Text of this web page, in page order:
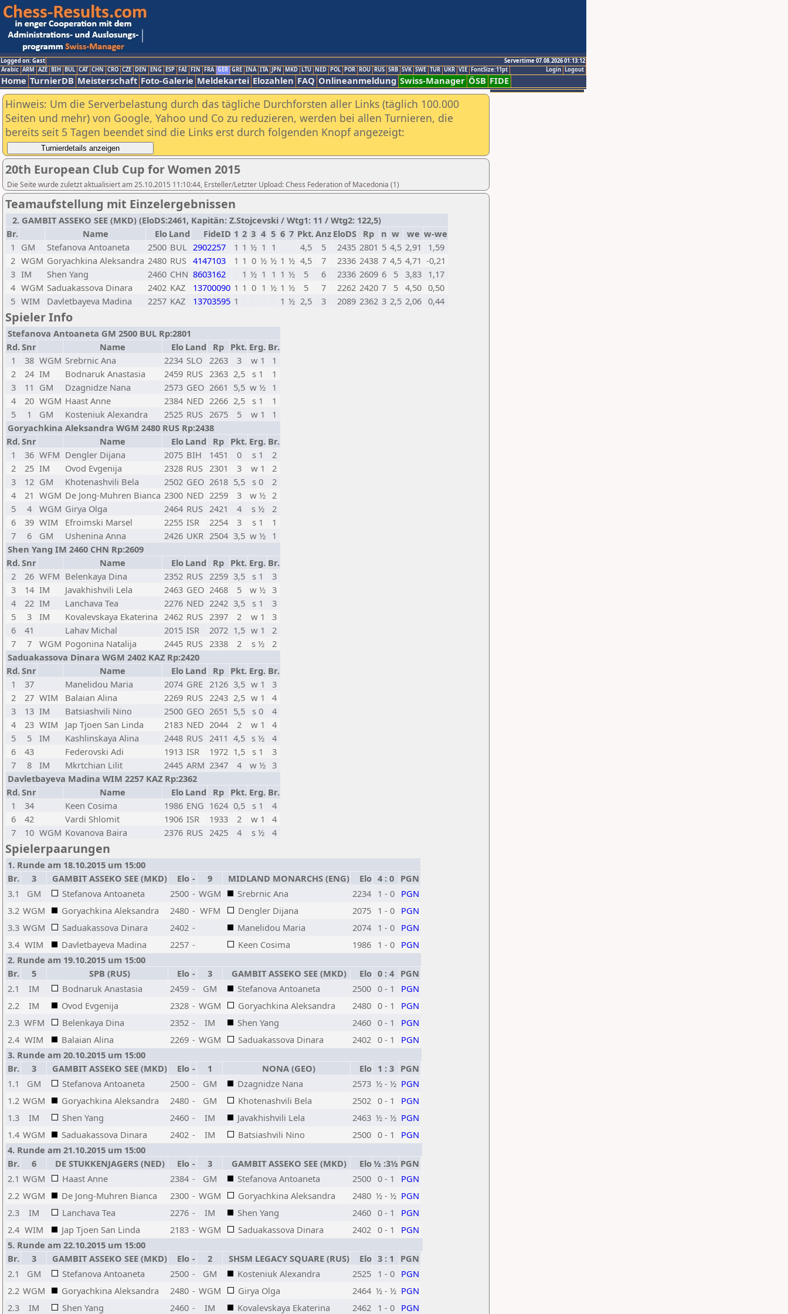
Logged on: Gast
Servertime 07.08.2026 01:13:12
Logout
Login
Arabic ARM AZE BIH BUL CAT CHN CRO CZE DEN ENG ESP FAI FIN FRA GER GRE INA ITA JPN MKD LTU NED POL POR ROU RUS SRB SVK SWE TUR UKR VIE FontSize:11pt
Home TurnierDB Meisterschaft Foto-Galerie Meldekartei Elozahlen FAQ Onlineanmeldung Swiss-Manager ÖSB FIDE
Hinweis: Um die Serverbelastung durch das tägliche Durchforsten aller Links (täglich 100.000
Seiten und mehr) von Google, Yahoo und Co zu reduzieren, werden bei allen Turnieren, die
bereits seit 5 Tagen beendet sind die Links erst durch folgenden Knopf angezeigt:
20th European Club Cup for Women 2015
Die Seite wurde zuletzt aktualisiert am 25.10.2015 11:10:44, Ersteller/Letzter Upload: Chess Federation of Macedonia (1)
Teamaufstellung mit Einzelergebnissen
2. GAMBIT ASSEKO SEE (MKD) (EloDS:2461, Kapitän: Z.Stojcevski / Wtg1: 11 / Wtg2: 122,5)
Br.
Name Elo Land FideID 1 2 3 4 5 6 7 Pkt.Anz EloDS Rp n w we w-we
1
GM Stefanova Antoaneta 2500 BUL 2902257 1 1 ½ 1 1 4,5 5 2435 2801 5 4,5 2,91
1,59
2 WGM Goryachkina Aleksandra 2480 RUS 4147103 1 1 0 ½ ½ 1 ½ 4,5 7 2336 2438 7 4,5 4,71 -0,21
3 IM Shen Yang 2460 CHN 8603162 1 ½ 1 1 1 ½ 5 6 2336 2609 6 5 3,83 1,17
4 WGM Saduakassova Dinara 2402 KAZ 13700090 1 1 0 1 ½ 1 ½ 5 7 2262 2420 7 5 4,50 0,50
5 WIM Davletbayeva Madina 2257 KAZ 13703595 1 1 ½ 2,5 3 2089 2362 3 2,5 2,06 0,44
Spieler Info
Stefanova Antoaneta GM 2500 BUL Rp:2801
Rd.Snr Name Elo Land Rp Pkt. Erg. Br.
1
38 WGM Srebrnic Ana 2234 SLO 2263 3 w 1
1
2
24 IM Bodnaruk Anastasia 2459 RUS 2363 2,5 s 1
1
3
11 GM Dzagnidze Nana 2573 GEO 2661 5,5 w ½ 1
4
20 WGM Haast Anne 2384 NED 2266 2,5 s 1
1
5
1 GM Kosteniuk Alexandra 2525 RUS 2675 5 w 1
1
Goryachkina Aleksandra WGM 2480 RUS Rp:2438
Rd.Snr Name Elo Land Rp Pkt. Erg. Br.
1
36 WFM Dengler Dijana 2075 BIH 1451 0 s 1
2
2
25 IM Ovod Evgenija 2328 RUS 2301 3 w 1
2
3
12 GM Khotenashvili Bela 2502 GEO 2618 5,5 s 0
2
4
21 WGM De Jong-Muhren Bianca 2300 NED 2259 3 w ½ 2
5
4 WGM Girya Olga 2464 RUS 2421 4 s ½
2
6
39 WIM Efroimski Marsel 2255 ISR 2254 3 s 1
1
7
6 GM Ushenina Anna 2426 UKR 2504 3,5 w ½ 1
Shen Yang IM 2460 CHN Rp:2609
Rd.Snr Name Elo Land Rp Pkt. Erg. Br.
2
26 WFM Belenkaya Dina 2352 RUS 2259 3,5 s 1
3
3
14 IM Javakhishvili Lela 2463 GEO 2468 5 w ½ 3
4
22 IM Lanchava Tea 2276 NED 2242 3,5 s 1
3
5
3 IM Kovalevskaya Ekaterina 2462 RUS 2397 2 w 1
3
6
41 Lahav Michal 2015 ISR 2072 1,5 w 1
2
7
7 WGM Pogonina Natalija 2445 RUS 2338 2 s ½
2
Saduakassova Dinara WGM 2402 KAZ Rp:2420
Rd.Snr Name Elo Land Rp Pkt. Erg. Br.
1
37 Manelidou Maria 2074 GRE 2126 3,5 w 1
3
2
27 WIM Balaian Alina 2269 RUS 2243 2,5 w 1
4
3
13 IM Batsiashvili Nino 2500 GEO 2651 5,5 s 0
4
4
23 WIM Jap Tjoen San Linda 2183 NED 2044 2 w 1
4
5
5 IM Kashlinskaya Alina 2448 RUS 2411 4,5 s ½
4
6
43 Federovski Adi 1913 ISR 1972 1,5 s 1
3
7
8 IM Mkrtchian Lilit 2445 ARM 2347 4 w ½ 3
Davletbayeva Madina WIM 2257 KAZ Rp:2362
Rd.Snr Name Elo Land Rp Pkt. Erg. Br.
1
34 Keen Cosima 1986 ENG 1624 0,5 s 1
4
6
42 Vardi Shlomit 1906 ISR 1933 2 w 1
4
7
10 WGM Kovanova Baira 2376 RUS 2425 4 s ½ 4
Spielerpaarungen
1. Runde am 18.10.2015 um 15:00
Br.
3 GAMBIT ASSEKO SEE (MKD) Elo - 9 MIDLAND MONARCHS (ENG) Elo 4 : 0 PGN
3.1
GM Stefanova Antoaneta 2500 - WGM Srebrnic Ana 2234 1 - 0 PGN
3.2 WGM Goryachkina Aleksandra 2480 - WFM Dengler Dijana 2075 1 - 0 PGN
3.3 WGM Saduakassova Dinara 2402 - Manelidou Maria 2074 1 - 0 PGN
3.4 WIM Davletbayeva Madina 2257 - Keen Cosima 1986 1 - 0 PGN
2. Runde am 19.10.2015 um 15:00
Br.
5 SPB (RUS) Elo - 3 GAMBIT ASSEKO SEE (MKD) Elo 0 : 4 PGN
2.1
IM Bodnaruk Anastasia 2459 - GM Stefanova Antoaneta 2500 0 - 1
PGN
2.2
IM Ovod Evgenija 2328 - WGM Goryachkina Aleksandra 2480 0 - 1
PGN
2.3 WFM Belenkaya Dina 2352 - IM Shen Yang 2460 0 - 1
PGN
2.4 WIM Balaian Alina 2269 - WGM Saduakassova Dinara 2402 0 - 1
PGN
3. Runde am 20.10.2015 um 15:00
Br.
3 GAMBIT ASSEKO SEE (MKD) Elo - 1 NONA (GEO) Elo 1 : 3 PGN
1.1
GM Stefanova Antoaneta 2500 - GM Dzagnidze Nana 2573 ½ - ½ PGN
1.2 WGM Goryachkina Aleksandra 2480 - GM Khotenashvili Bela 2502 0 - 1
PGN
1.3
IM Shen Yang 2460 - IM Javakhishvili Lela 2463 ½ - ½ PGN
1.4 WGM Saduakassova Dinara 2402 - IM Batsiashvili Nino 2500 0 - 1
PGN
4. Runde am 21.10.2015 um 15:00
Br.
6 DE STUKKENJAGERS (NED) Elo - 3 GAMBIT ASSEKO SEE (MKD) Elo½ :3½ PGN
2.1 WGM Haast Anne 2384 - GM Stefanova Antoaneta 2500 0 - 1
PGN
2.2 WGM De Jong-Muhren Bianca 2300 - WGM Goryachkina Aleksandra 2480 ½ - ½ PGN
2.3
IM Lanchava Tea 2276 - IM Shen Yang 2460 0 - 1
PGN
2.4 WIM Jap Tjoen San Linda 2183 - WGM Saduakassova Dinara 2402 0 - 1
PGN
5. Runde am 22.10.2015 um 15:00
Br.
3 GAMBIT ASSEKO SEE (MKD) Elo - 2 SHSM LEGACY SQUARE (RUS) Elo 3 : 1
PGN
2.1
GM Stefanova Antoaneta 2500 - GM Kosteniuk Alexandra 2525 1 - 0 PGN
2.2 WGM Goryachkina Aleksandra 2480 - WGM Girya Olga 2464 ½ - ½ PGN
2.3
IM Shen Yang 2460 - IM Kovalevskaya Ekaterina 2462 1 - 0 PGN